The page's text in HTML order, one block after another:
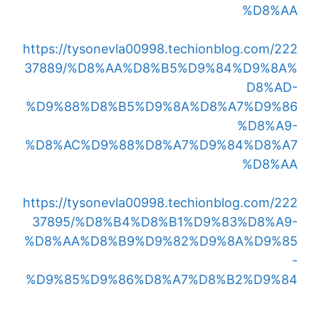
%D8%AA
https://tysonevla00998.techionblog.com/222
37889/%D8%AA%D8%B5%D9%84%D9%8A%
D8%AD-
%D9%88%D8%B5%D9%8A%D8%A7%D9%86
%D8%A9-
%D8%AC%D9%88%D8%A7%D9%84%D8%A7
%D8%AA
https://tysonevla00998.techionblog.com/222
37895/%D8%B4%D8%B1%D9%83%D8%A9-
%D8%AA%D8%B9%D9%82%D9%8A%D9%85
-
%D9%85%D9%86%D8%A7%D8%B2%D9%84